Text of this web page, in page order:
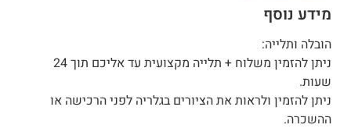
מידע נוסף
הובלה ותלייה:
ניתן להזמין משלוח + תלייה מקצועית עד אליכם תוך 24
שעות.
ניתן להזמין ולראות את הציורים בגלריה לפני הרכישה או
ההשכרה.